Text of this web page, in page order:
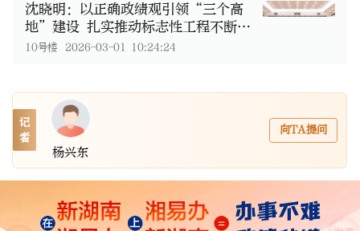
沈晓明：以正确政绩观引领“三个高
地”建设 扎实推动标志性工程不断取
得新成果
10号楼 2026-03-01 10:24:24
记
者
杨兴东
向TA提问